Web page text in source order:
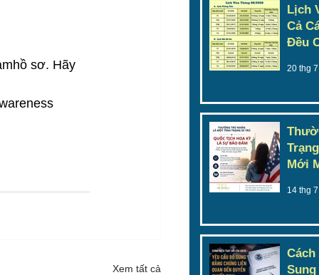
sơ. Hãy
Xem tất cả
Lịch
Cả
Đều
20 thg 7
Mới
14 thg 7